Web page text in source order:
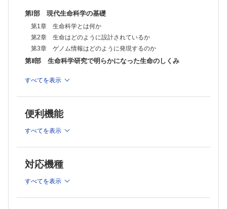
第I部 現代生命科学の基礎
第1章 生命科学とは何か
第2章 生命はどのように設計されているか
第3章 ゲノム情報はどのように発現するのか
第Ⅱ部 生命科学研究で明らかになった生命のしくみ
第5章 脳はどこまでわかったか
第6章 がんとはどのような現象か
第7章 私たちの食と健康の関係
第8章 ヒトは病原体にどのように備えるか
第9章 環境と生物はどのようにかかわるか
第11章 生命科学に関する倫理的・法的規制はどのようになっ
第12章 生命科学の新たな展開
すべてを表示
便利機能
すべてを表示
対応機種
すべてを表示